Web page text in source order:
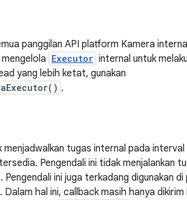
panggilan API platform Kamera
Executor internal untuk
yang lebih ketat, gunakan
.
menjadwalkan tugas internal pada
Pengendali ini tidak menjalankan
ini juga terkadang digunakan
Dalam hal ini, callback masih hanya